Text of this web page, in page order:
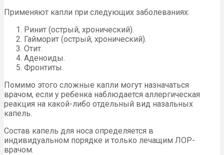
Применяют капли при следующих заболеваниях:
Ринит (острый, хронический).
Гайморит (острый, хронический).
Отит.
Аденоиды.
Фронтиты.
Помимо этого сложные капли могут назначаться
врачом, если у ребенка наблюдается аллергическая
реакция на какой-либо отдельный вид назальных
капель.
Состав капель для носа определяется в
индивидуальном порядке и только лечащим ЛОР-
врачом.